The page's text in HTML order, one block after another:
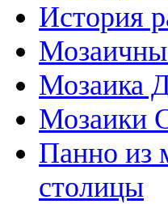
История
Мозаика
Мозаики
Панно из
столицы